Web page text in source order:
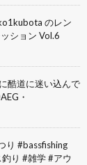
のレン
ション Vol.6
酷道に迷い込んで
・
り #bassfishing
り #雑学 #アウ